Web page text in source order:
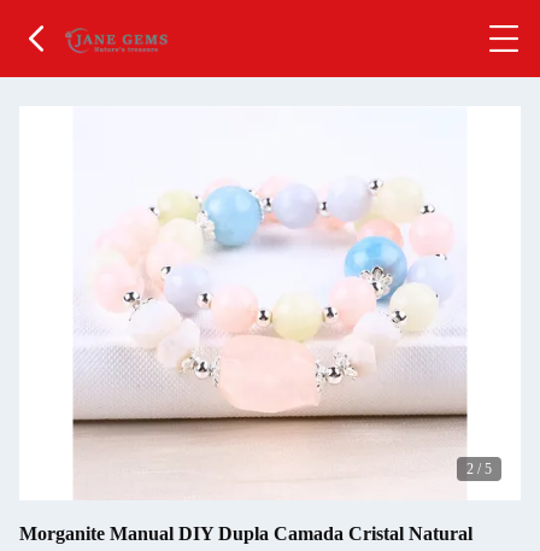
2 / 5
Morganite Manual DIY Dupla Camada Cristal Natural